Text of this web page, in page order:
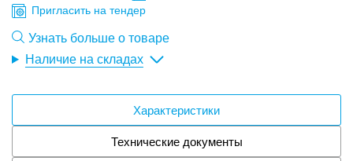
Пригласить на тендер
Узнать больше о товаре
Наличие на складах
Характеристики
Технические документы